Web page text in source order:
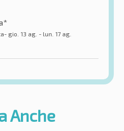
gio. 13 ag. - lun. 17 ag.
Anche